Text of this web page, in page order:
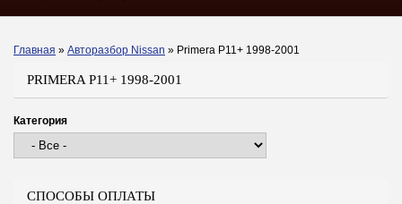
Вы здесь
Главная » Авторазбор Nissan » Primera P11+ 1998-2001
PRIMERA P11+ 1998-2001
Категория
СПОСОБЫ ОПЛАТЫ